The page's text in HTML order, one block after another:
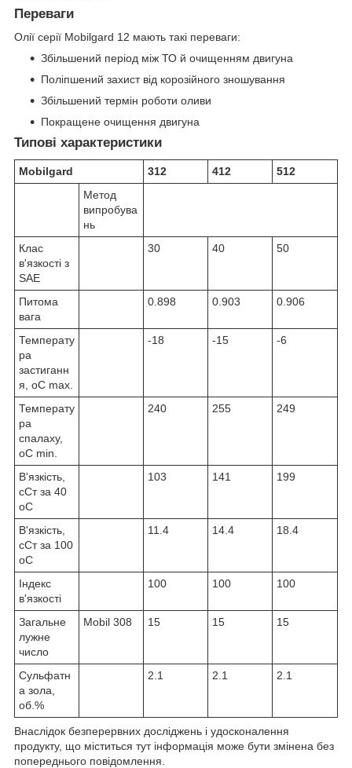
Переваги
Олії серії Mobilgard 12 мають такі переваги:
Збільшений період між ТО й очищенням двигуна
Поліпшений захист від корозійного зношування
Збільшений термін роботи оливи
Покращене очищення двигуна
Типові характеристики
Mobilgard 312 412
512
Метод
випробува
нь
Клас
в'язкості з
SAE
30 40 50
Питома
вага
0.898 0.903 0.906
Температу
ра
застиганн
я, oC max.
-18 -15 -6
Температу
ра
спалаху,
oC min.
240 255 249
В'язкість,
сСт за 40
oC
103 141 199
В'язкість,
сСт за 100
oC
11.4 14.4 18.4
Індекс
в'язкості
100 100 100
Загальне
лужне
число
Mobil 308 15 15 15
Сульфатн
а зола,
об.%
2.1 2.1 2.1
Внаслідок безперервних досліджень і удосконалення
продукту, що міститься тут інформація може бути змінена без
попереднього повідомлення.